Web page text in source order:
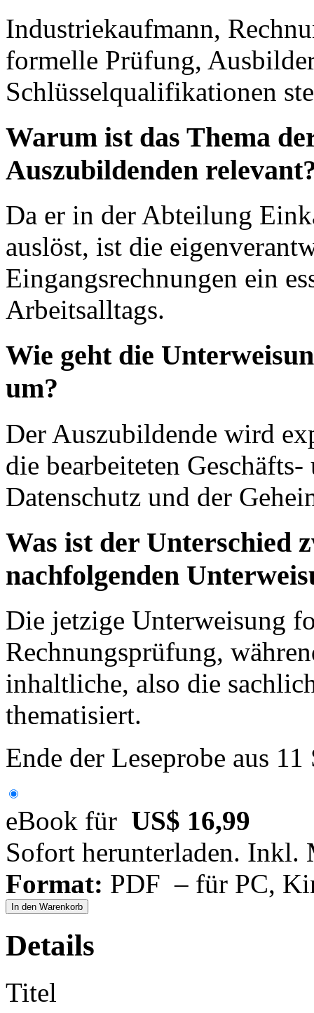
Industriekaufmann,
formelle Prüfung,
Schlüsselqualifikationen
Warum ist das Thema
Auszubildenden
Da er in der Abteilung
auslöst, ist die
Eingangsrechnungen ein
Arbeitsalltags.
Wie geht die
um?
Der Auszubildende wird
die bearbeiteten
Datenschutz und der
Was ist der Unterschied
nachfolgenden
Die jetzige Unterweisung
Rechnungsprüfung,
inhaltliche, also die
thematisiert.
Ende der Leseprobe aus
eBook für US$ 16,99
Sofort herunterladen. Inkl.
Format: PDF – für PC,
In den Warenkorb
Details
Titel